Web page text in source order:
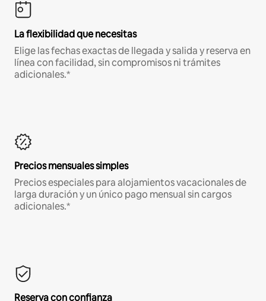
La flexibilidad que necesitas
Elige las fechas exactas de llegada y salida y reserva en
línea con facilidad, sin compromisos ni trámites
adicionales.*
Precios mensuales simples
Precios especiales para alojamientos vacacionales de
larga duración y un único pago mensual sin cargos
adicionales.*
Reserva con confianza